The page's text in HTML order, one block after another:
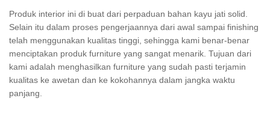
Produk interior ini di buat dari perpaduan bahan kayu jati solid.
Selain itu dalam proses pengerjaannya dari awal sampai finishing
telah menggunakan kualitas tinggi, sehingga kami benar-benar
menciptakan produk furniture yang sangat menarik. Tujuan dari
kami adalah menghasilkan furniture yang sudah pasti terjamin
kualitas ke awetan dan ke kokohannya dalam jangka waktu
panjang.